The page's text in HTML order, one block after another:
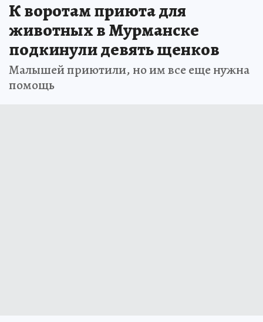
К воротам приюта для
животных в Мурманске
подкинули девять щенков
Малышей приютили, но им все еще нужна
помощь